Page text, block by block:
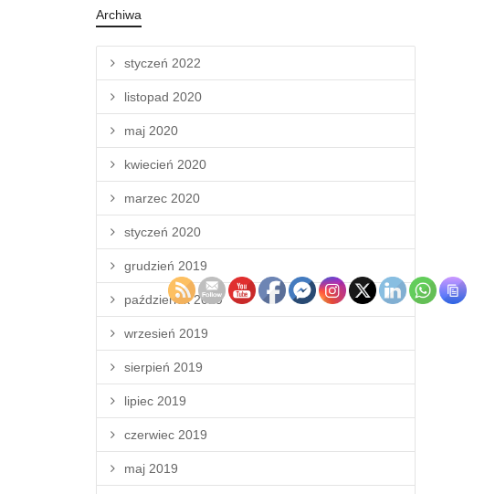
Archiwa
styczeń 2022
listopad 2020
maj 2020
kwiecień 2020
marzec 2020
styczeń 2020
grudzień 2019
październik 2019
wrzesień 2019
sierpień 2019
lipiec 2019
czerwiec 2019
maj 2019